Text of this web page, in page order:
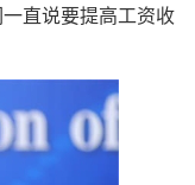
直说要提高工资收